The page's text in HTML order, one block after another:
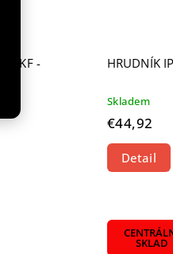
WKF -
HRUDNÍK
Skladem
€44,92
Detail
SKLAD